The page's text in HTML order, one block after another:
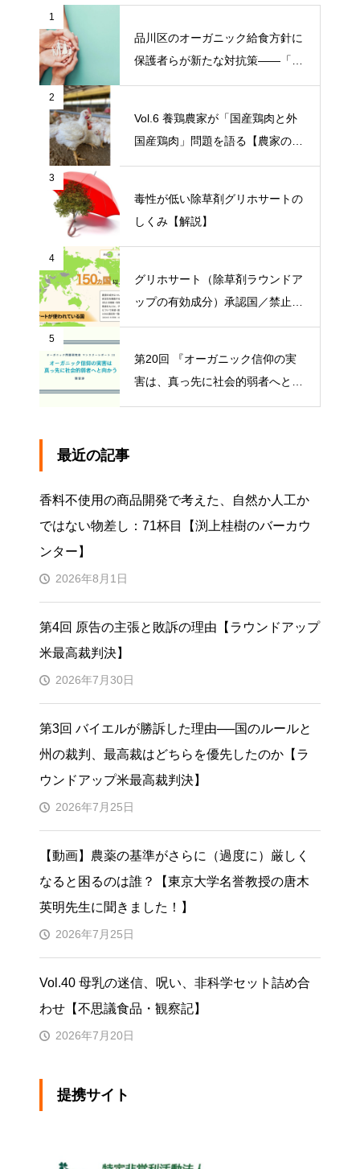
1
品川区のオーガニック給食方針に
保護者らが新たな対抗策——「品
川区の給食を考える会」がオープ
2
Vol.6 養鶏農家が「国産鶏肉と外
国産鶏肉」問題を語る【農家の本
音 〇〇（問題）を語る】
3
毒性が低い除草剤グリホサートの
しくみ【解説】
4
グリホサート（除草剤ラウンドア
ップの有効成分）承認国／禁止国
一覧
5
第20回 『オーガニック信仰の実
害は、真っ先に社会的弱者へと向
かう』【オーガニック問題研究会
最近の記事
香料不使用の商品開発で考えた、自然か人工か
ではない物差し：71杯目【渕上桂樹のバーカウ
ンター】
2026年8月1日
第4回 原告の主張と敗訴の理由【ラウンドアップ
米最高裁判決】
2026年7月30日
第3回 バイエルが勝訴した理由──国のルールと
州の裁判、最高裁はどちらを優先したのか【ラ
ウンドアップ米最高裁判決】
2026年7月25日
【動画】農薬の基準がさらに（過度に）厳しく
なると困るのは誰？【東京大学名誉教授の唐木
英明先生に聞きました！】
2026年7月25日
Vol.40 母乳の迷信、呪い、非科学セット詰め合
わせ【不思議食品・観察記】
2026年7月20日
提携サイト